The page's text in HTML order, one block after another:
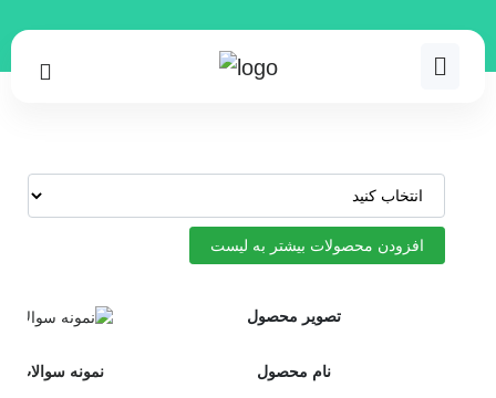
افزودن محصولات بیشتر به لیست
تصویر محصول
نام محصول نمونه سوالات